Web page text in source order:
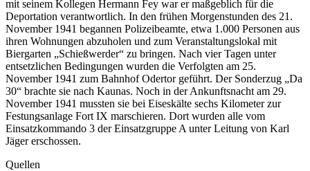
mit seinem Kollegen Hermann Fey war er maßgeblich für die
Deportation verantwortlich. In den frühen Morgenstunden des 21.
November 1941 begannen Polizeibeamte, etwa 1.000 Personen aus
ihren Wohnungen abzuholen und zum Veranstaltungslokal mit
Biergarten „Schießwerder“ zu bringen. Nach vier Tagen unter
entsetzlichen Bedingungen wurden die Verfolgten am 25.
November 1941 zum Bahnhof Odertor geführt. Der Sonderzug „Da
30“ brachte sie nach Kaunas. Noch in der Ankunftsnacht am 29.
November 1941 mussten sie bei Eiseskälte sechs Kilometer zur
Festungsanlage Fort IX marschieren. Dort wurden alle vom
Einsatzkommando 3 der Einsatzgruppe A unter Leitung von Karl
Jäger erschossen.
Quellen